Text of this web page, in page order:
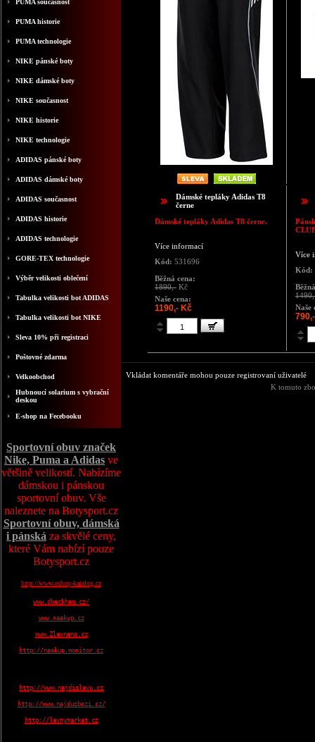
PUMA současnost
PUMA historie
PUMA technologie
NIKE pánské boty
NIKE dámské boty
NIKE současnost
NIKE historie
NIKE technologie
ADIDAS pánské boty
ADIDAS dámské boty
ADIDAS současnost
ADIDAS historie
ADIDAS technologie
GORE-TEX technologie
Výběr velikosti oblečení
Tabulka velikosti bot ADIDAS
Tabulka velikosti bot NIKE
Sleva 10% při registraci
Poštovné zdarma
Velkoobchod
Hubnoucí solarium s vybrační
deskou
E-shop na Fecebooku
Sportovní obuv značek
Nike, Puma a Adidas ve
většině velikostí. Nabízíme
dámskou i pánskou
sportovní obuv. Vše
naleznete na Botysport.cz
Sportovní obuv, dámská
i pánská za skvělé ceny,
které Vám nabízí pouze
Botysport.cz
http://www.eshop-katalog.cz
www.dbeckham.cz/
www.naakup.cz
www.Zlevneno.cz
http://naakup.monitor.cz
http://www.najdislevu.cz
http://www.najduzbozi.cz/
http://levnymarket.cz
Dámské tepláky Adidas T8
černe
Dámské tepláky Adidas T8 černe.
Více informací
Kód: 531696
Běžná cena:
1890,- Kč
Naše cena:
1190,- Kč
Více
Kód:
Naše
Vkládat komentáře mohou pouze registrovaní uživatelé
K tomuto